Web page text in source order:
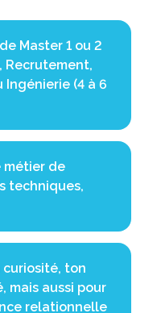
Master 1 ou 2
Recrutement,
Ingénierie (4 à 6
métier de
techniques,
curiosité, ton
mais aussi pour
relationnelle